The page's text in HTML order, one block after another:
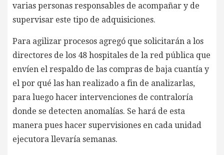
varias personas responsables de acompañar y de
supervisar este tipo de adquisiciones.
Para agilizar procesos agregó que solicitarán a los
directores de los 48 hospitales de la red pública que
envíen el respaldo de las compras de baja cuantía y
el por qué las han realizado a fin de analizarlas,
para luego hacer intervenciones de contraloría
donde se detecten anomalías. Se hará de esta
manera pues hacer supervisiones en cada unidad
ejecutora llevaría semanas.